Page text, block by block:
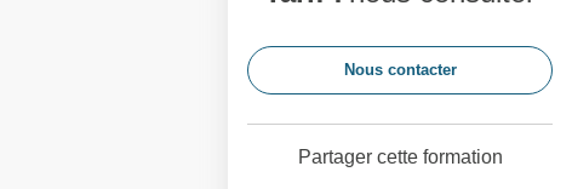
Nous contacter
Partager cette formation